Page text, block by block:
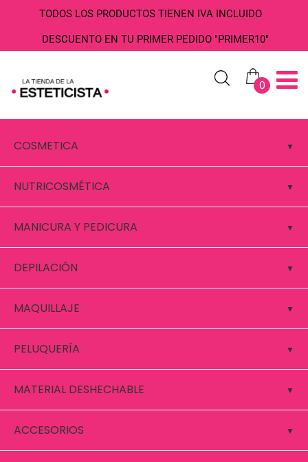
TODOS LOS PRODUCTOS TIENEN IVA INCLUIDO
DESCUENTO EN TU PRIMER PEDIDO "PRIMER10"
0
COSMETICA
NUTRICOSMÉTICA
MANICURA Y PEDICURA
DEPILACIÓN
MAQUILLAJE
PELUQUERÍA
MATERIAL DESHECHABLE
ACCESORIOS